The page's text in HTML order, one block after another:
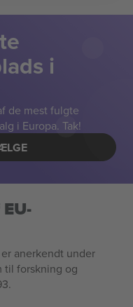
i
de mest fulgte
i Europa. Tak!
anerkendt under
til forskning og